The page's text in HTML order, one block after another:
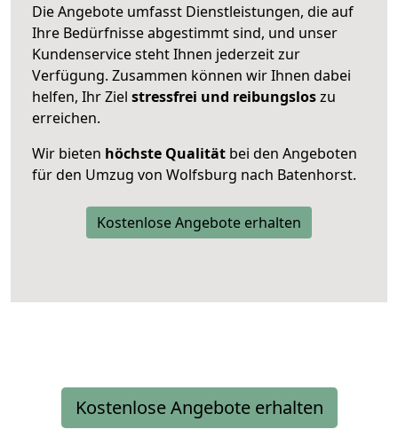
Die Angebote umfasst Dienstleistungen, die auf
Ihre Bedürfnisse abgestimmt sind, und unser
Kundenservice steht Ihnen jederzeit zur
Verfügung. Zusammen können wir Ihnen dabei
helfen, Ihr Ziel stressfrei und reibungsloszu
erreichen.
Wir bieten höchste Qualität bei den Angeboten
für den Umzug von Wolfsburg nach Batenhorst.
Kostenlose Angebote erhalten
Kostenlose Angebote erhalten